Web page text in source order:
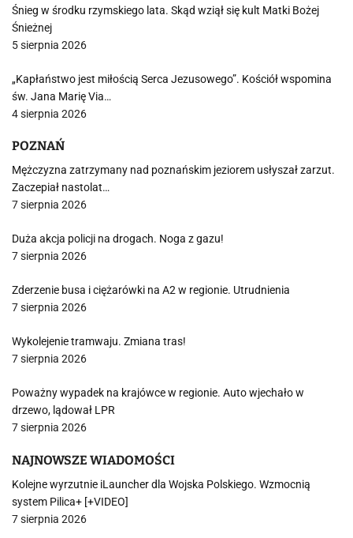
Śnieg w środku rzymskiego lata. Skąd wziął się kult Matki Bożej
Śnieżnej
5 sierpnia 2026
„Kapłaństwo jest miłością Serca Jezusowego”. Kościół wspomina
św. Jana Marię Via…
4 sierpnia 2026
POZNAŃ
Mężczyzna zatrzymany nad poznańskim jeziorem usłyszał zarzut.
Zaczepiał nastolat…
7 sierpnia 2026
Duża akcja policji na drogach. Noga z gazu!
7 sierpnia 2026
Zderzenie busa i ciężarówki na A2 w regionie. Utrudnienia
7 sierpnia 2026
Wykolejenie tramwaju. Zmiana tras!
7 sierpnia 2026
Poważny wypadek na krajówce w regionie. Auto wjechało w
drzewo, lądował LPR
7 sierpnia 2026
NAJNOWSZE WIADOMOŚCI
Kolejne wyrzutnie iLauncher dla Wojska Polskiego. Wzmocnią
system Pilica+ [+VIDEO]
7 sierpnia 2026